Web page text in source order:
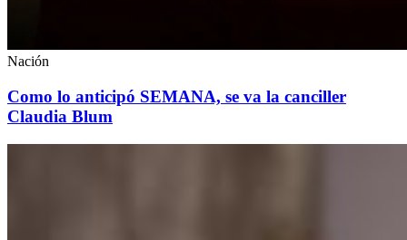
Nación
Como lo anticipó SEMANA, se va la canciller
Claudia Blum